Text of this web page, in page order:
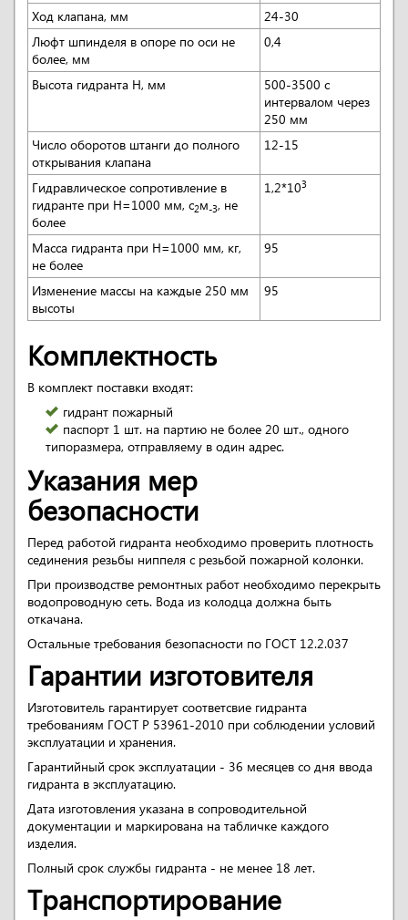
Ход клапана, мм
24-30
Люфт шпинделя в опоре по оси не
более, мм
0,4
Высота гидранта H, мм
500-3500 с
интервалом через
250 мм
Число оборотов штанги до полного
открывания клапана
12-15
Гидравлическое сопротивление в
гидранте при H=1000 мм, с2м-3, не
более
1,2*103
Масса гидранта при H=1000 мм, кг,
не более
95
Изменение массы на каждые 250 мм
высоты
95
Комплектность
В комплект поставки входят:
гидрант пожарный
паспорт 1 шт. на партию не более 20 шт., одного
типоразмера, отправляему в один адрес.
Указания мер
безопасности
Перед работой гидранта необходимо проверить плотность
сединения резьбы ниппеля с резьбой пожарной колонки.
При производстве ремонтных работ необходимо перекрыть
водопроводную сеть. Вода из колодца должна быть
откачана.
Остальные требования безопасности по ГОСТ 12.2.037
Гарантии изготовителя
Изготовитель гарантирует соответсвие гидранта
требованиям ГОСТ Р 53961-2010 при соблюдении условий
эксплуатации и хранения.
Гарантийный срок эксплуатации - 36 месяцев со дня ввода
гидранта в эксплуатацию.
Дата изготовления указана в сопроводительной
документации и маркирована на табличке каждого
изделия.
Полный срок службы гидранта - не менее 18 лет.
Транспортирование